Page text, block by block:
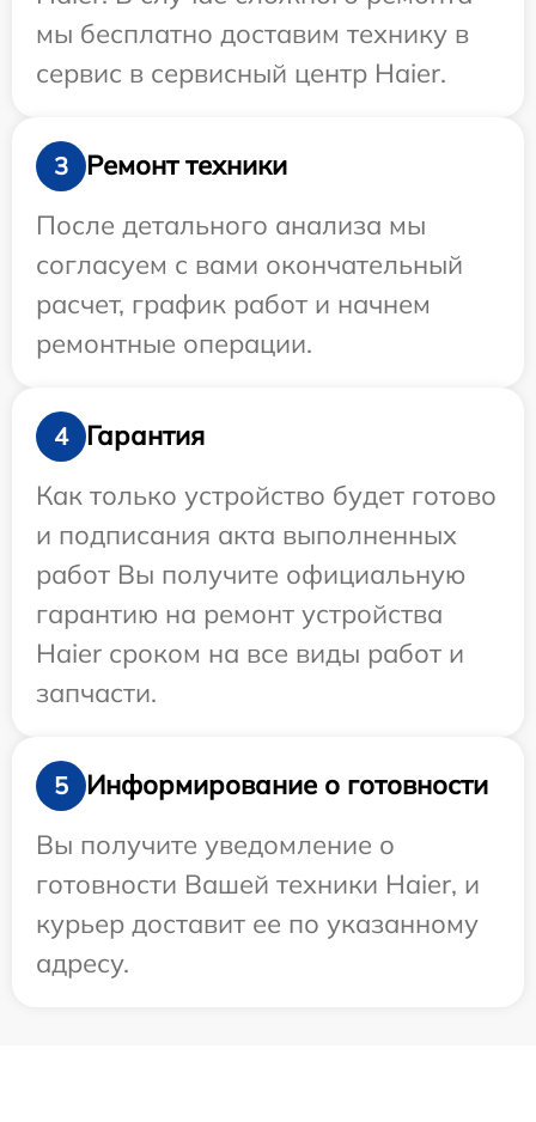
мы бесплатно доставим технику в
сервис в сервисный центр Haier.
3
Ремонт техники
После детального анализа мы
согласуем с вами окончательный
расчет, график работ и начнем
ремонтные операции.
4
Гарантия
Как только устройство будет готово
и подписания акта выполненных
работ Вы получите официальную
гарантию на ремонт устройства
Haier сроком на все виды работ и
запчасти.
5
Информирование о готовности
Вы получите уведомление о
готовности Вашей техники Haier, и
курьер доставит ее по указанному
адресу.